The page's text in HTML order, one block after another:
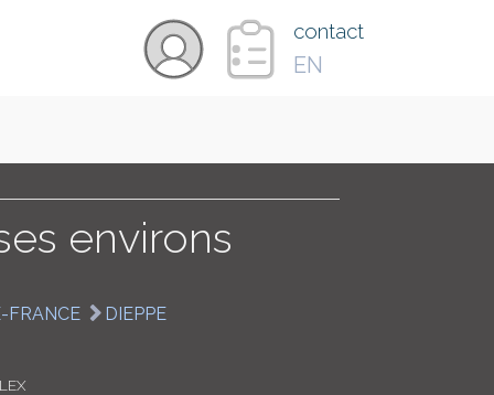
contact
EN
environs
FRANCE DIEPPE